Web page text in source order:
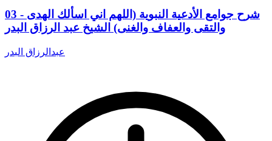
03 - شرح جوامع الأدعية النبوية (اللهم اني اسألك الهدى
والتقى والعفاف والغنى) الشيخ عبد الرزاق البدر
عبدالرزاق البدر